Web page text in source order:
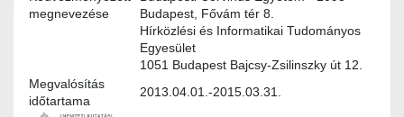
megnevezése
Budapest, Fővám tér 8.
Hírközlési és Informatikai Tudományos
Egyesület
1051 Budapest Bajcsy-Zsilinszky út 12.
Megvalósítás
időtartama
2013.04.01.-2015.03.31.